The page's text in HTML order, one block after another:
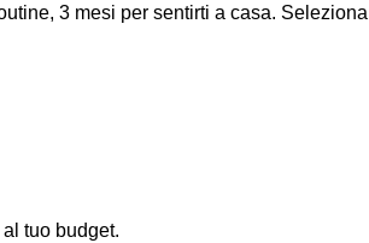
3 mesi per sentirti a casa.
tuo budget.